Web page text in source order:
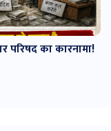
परिषद का कारनामा!